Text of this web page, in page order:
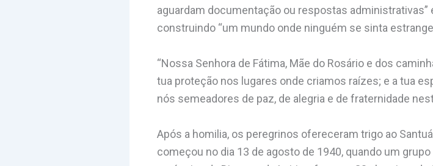
aguardam documentação ou respostas administrativas”
construindo “um mundo onde ninguém se sinta
“Nossa Senhora de Fátima, Mãe do Rosário e dos
tua proteção nos lugares onde criamos raízes; e a tua
nós semeadores de paz, de alegria e de fraternidade
Após a homilia, os peregrinos ofereceram trigo ao
começou no dia 13 de agosto de 1940, quando um